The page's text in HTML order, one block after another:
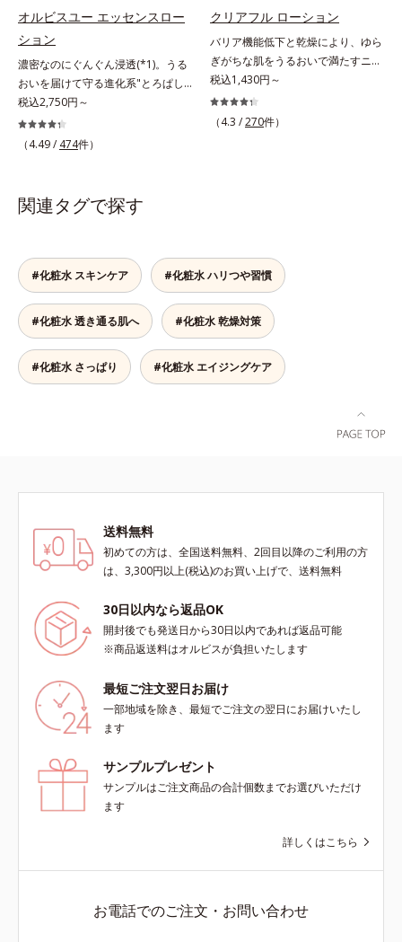
ズは美容成分(*8)として「G.D.F.ア
クティベーター(*9)」を配合。そし
て、従来から配合している美白(*1)
有効成分「トラネキサム酸」を配合
しました。さらに、シリーズ共通の
美容成分「GLルートブースター
(*10)」を配合することで、肌のふ
っくら感や透明感を叶えます。美白
上向き(*11)のハリと透明感を。効
果的なシナジー設計で、あなたのエ
スを防ぐ（ウォッシュを除く）*2
オルビス内スキンケアシリーズの保
湿力*3 年齢に応じたお手入れのこ
と*4 角層まで*5 うるおいによ
る*6 乾燥、ハリ・ツヤのなさ
*7 乾燥による*8 保湿成分*9
ロニセラカエルレア果汁、ノバラエ
ベーター(*8)」を配合。そして、従
来から配合している美白有効成分
「トラネキサム酸」を配合しまし
た。さらに、シリーズ共通の美容成
分(*7)「GLルートブースター(*9)」
を配合することで、肌のふっくら感
ぐ（ウォッシュ除く）*2 オルビス
内スキンケアシリーズの保湿力*3
年齢に応じたお手入れのこと*4 う
るおいによる*5 乾燥、ハリ・ツヤ
のなさ*6 乾燥による*7 保湿成分*8
ロニセラカエルレア果汁、ノバラエ
キス配合＝うるおいを与えハリと透
エキス配合＝角層のすみずみまで水
オルビスユー エッセンスロー
ション
濃密なのにぐんぐん浸透(*1)。うる
おいを届けて守る進化系"とろぱし
ゃ"ローション。7000種を超える成
分から厳選し、「うるおいの質
(*1)」に着目した初期エイジングケ
ーチする初期エイジングケアシリー
ズです。「うるおいの質」に着目
ーラ・オルビスグループ独自の肌荒
れ防止有効成分として、「DF-パン
テノール(*3)」を国内唯一(*4)、高
濃度で配合。角層のバリア機能にア
プローチして肌荒れを防ぎ、肌不調
にゆらがない肌を叶えます。そし
て、独自研究に基づいたアプローチ
た3ステップで、いつも力強く美し
*1 肌にうるおいが満ち、維持され
ている状態*2 年齢に応じたお手入
れのこと*3 デクスパンテノール
ース及び先行技術調査による当社調
べ*5 オトギリソウエキス配合＝肌
にうるおいを与え、うるおいに満ち
税込2,750円～
（4.49 / 474件）
クリアフル ローション
バリア機能低下と乾燥により、ゆら
ぎがちな肌をうるおいで満たすニキ
ビ対策化粧水。「ニキビをくり返し
てしまう」「毛穴目立ちが気にな
る」「マスク生活であごや口まわり
りながらうるおいを与え、バリア機
能を維持。ニキビができにくい肌を
目指します。さらにビタミンC誘導
体をはじめとした5種の整肌成分
(*1)から成る「ナノVCショットカプ
セル」を配合。カプセルが浸透して
から成分を放出する特殊技術によっ
現。毛穴の目立ちをしっかりケア
(*3)して、ゆらぎやすいニキビ肌
成分で低刺激。敏感肌の方にもお使
ビタミンE、イノシット、フィチン
酸、ユズセラミド、スフィンゴ糖脂
を整えて毛穴を目立たなくする*4
洗浄による汚れの除去*5 すべての
方に皮膚刺激がおきないというわけ
テスト済（すべての人に皮膚刺激が
おきないというわけではありませ
税込1,430円～
（4.3 /270件）
関連タグで探す
#化粧水 スキンケア #化粧水 ハリつや習慣
#化粧水 透き通る肌へ #化粧水 乾燥対策
#化粧水 さっぱり #化粧水 エイジングケア
送料無料
初めての方は、全国送料無料、2回目以降のご利用の方
は、3,300円以上(税込)のお買い上げで、送料無料
30日以内なら返品OK
開封後でも発送日から30日以内であれば返品可能
※商品返送料はオルビスが負担いたします
最短ご注文翌日お届け
一部地域を除き、最短でご注文の翌日にお届けいたし
ます
サンプルプレゼント
サンプルはご注文商品の合計個数までお選びいただけ
ます
詳しくはこちら
お電話でのご注文・お問い合わせ